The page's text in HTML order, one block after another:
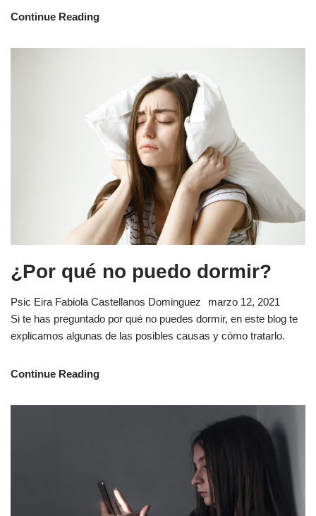
Continue Reading
¿Por qué no puedo dormir?
Psic Eira Fabiola Castellanos Dominguez
marzo 12, 2021
Si te has preguntado por qué no puedes dormir, en este blog te
explicamos algunas de las posibles causas y cómo tratarlo.
Continue Reading